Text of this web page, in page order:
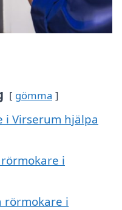
gömma
i Virserum hjälpa
i
rörmokare i